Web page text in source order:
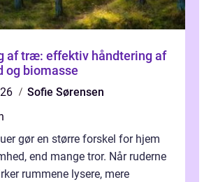
af træ: effektiv håndtering af
biomasse
Sofie Sørensen
gør en større forskel for hjem
end mange tror. Når ruderne
rummene lysere, mere